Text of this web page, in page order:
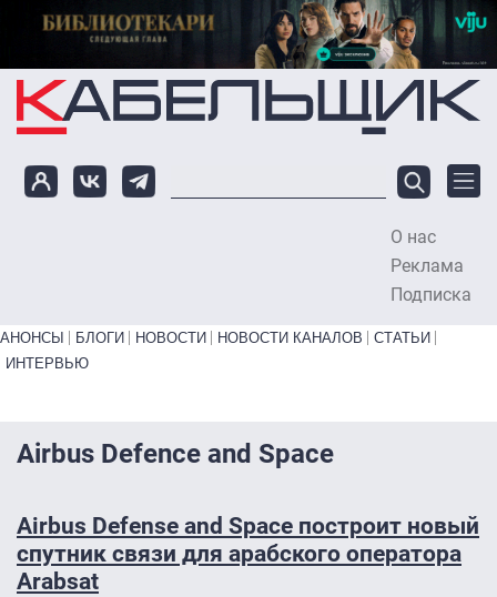
Перейти к основному содержанию
О нас
Реклама
Подписка
Primary links bottom
АНОНСЫ БЛОГИ НОВОСТИ НОВОСТИ КАНАЛОВ
СТАТЬИ
ИНТЕРВЬЮ
Airbus Defence and Space
Airbus Defense and Space построит новый
спутник связи для арабского оператора
Arabsat